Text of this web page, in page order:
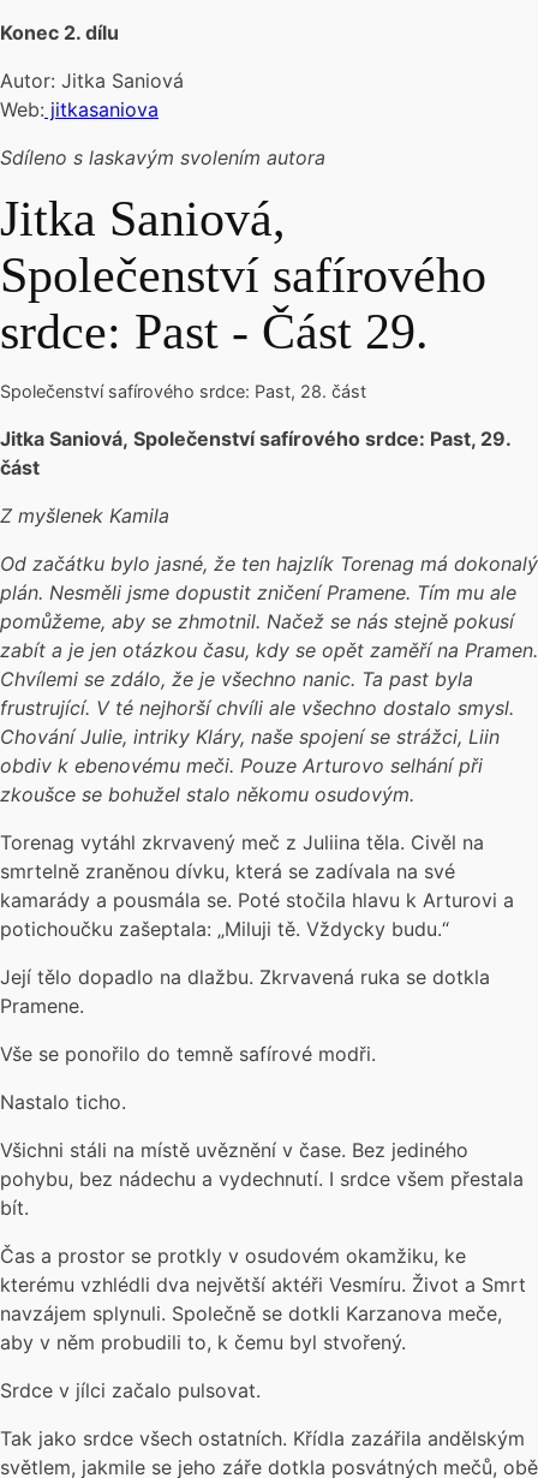
Konec 2. dílu
Autor: Jitka Saniová
Web: jitkasaniova
Sdíleno s laskavým svolením autora
Jitka Saniová,
Společenství safírového
srdce: Past - Část 29.
Společenství safírového srdce: Past, 28. část
Jitka Saniová, Společenství safírového srdce: Past, 29.
část
Z myšlenek Kamila
Od začátku bylo jasné, že ten hajzlík Torenag má dokonalý
plán. Nesměli jsme dopustit zničení Pramene. Tím mu ale
pomůžeme, aby se zhmotnil. Načež se nás stejně pokusí
zabít a je jen otázkou času, kdy se opět zaměří na Pramen.
Chvílemi se zdálo, že je všechno nanic. Ta past byla
frustrující. V té nejhorší chvíli ale všechno dostalo smysl.
Chování Julie, intriky Kláry, naše spojení se strážci, Liin
obdiv k ebenovému meči. Pouze Arturovo selhání při
zkoušce se bohužel stalo někomu osudovým.
Torenag vytáhl zkrvavený meč z Juliina těla. Civěl na
smrtelně zraněnou dívku, která se zadívala na své
kamarády a pousmála se. Poté stočila hlavu k Arturovi a
potichoučku zašeptala: „Miluji tě. Vždycky budu.“
Její tělo dopadlo na dlažbu. Zkrvavená ruka se dotkla
Pramene.
Vše se ponořilo do temně safírové modři.
Nastalo ticho.
Všichni stáli na místě uvěznění v čase. Bez jediného
pohybu, bez nádechu a vydechnutí. I srdce všem přestala
bít.
Čas a prostor se protkly v osudovém okamžiku, ke
kterému vzhlédli dva největší aktéři Vesmíru. Život a Smrt
navzájem splynuli. Společně se dotkli Karzanova meče,
aby v něm probudili to, k čemu byl stvořený.
Srdce v jílci začalo pulsovat.
Tak jako srdce všech ostatních. Křídla zazářila andělským
světlem, jakmile se jeho záře dotkla posvátných mečů, obě